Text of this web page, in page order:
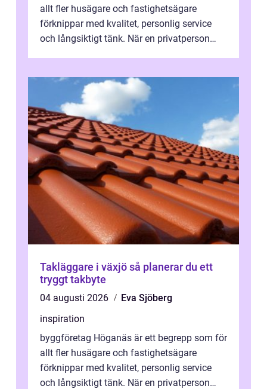
allt fler husägare och fastighetsägare
förknippar med kvalitet, personlig service
och långsiktigt tänk. När en privatperson
Takläggare i växjö så planerar du ett
tryggt takbyte
04 augusti 2026
Eva Sjöberg
inspiration
byggföretag Höganäs är ett begrepp som för
allt fler husägare och fastighetsägare
förknippar med kvalitet, personlig service
och långsiktigt tänk. När en privatperson